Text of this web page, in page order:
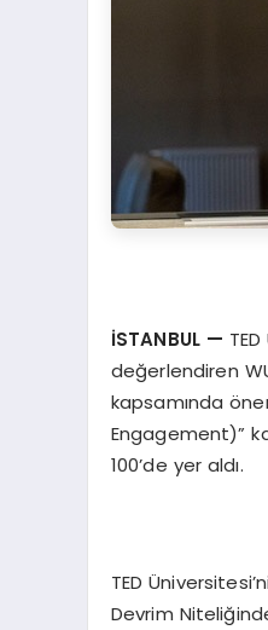
İSTANBUL —
değerlendiren
kapsamında
Engagement)”
100’de yer aldı.
TED
Devrim